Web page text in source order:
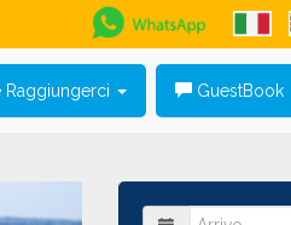
Raggiungerci GuestBook